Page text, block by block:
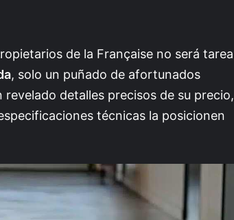
de la Française no será tarea
, solo un puñado de afortunados
detalles precisos de su precio,
técnicas la posicionen